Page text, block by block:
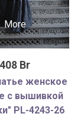
More
408 Br
женское
с вышивкой
PL-4243-26